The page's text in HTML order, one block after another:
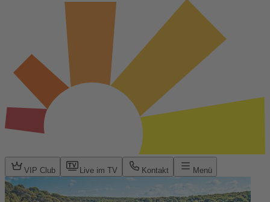
VIP Club Live im TV Kontakt Menü